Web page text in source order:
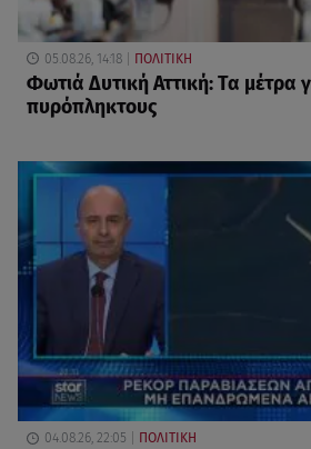
05.08.26, 14:18 ΠΟΛΙΤΙΚΗ
Φωτιά Δυτική Αττική: Τα μέτρα
πυρόπληκτους
04.08.26, 22:05 ΠΟΛΙΤΙΚΗ